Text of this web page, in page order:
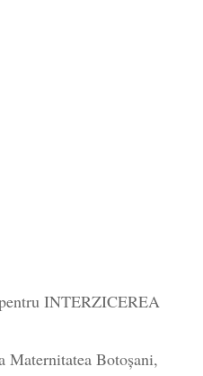
INTERZICEREA
Maternitatea Botoșani,